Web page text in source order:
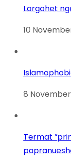
Largohet
10
8
Termat